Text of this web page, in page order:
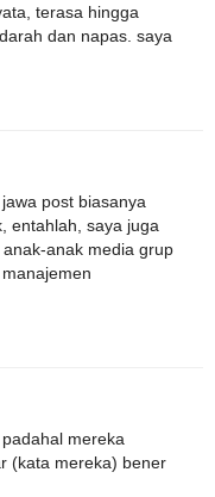
terasa hingga
dan napas. saya
post biasanya
entahlah, saya juga
anak media grup
mereka
(kata mereka) bener